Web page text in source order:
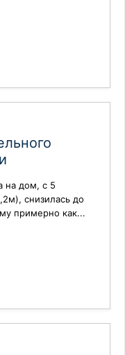
на дом, с 5
снизилась до
примерно как...